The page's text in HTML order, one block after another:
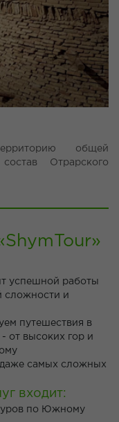
общей
Отрарского
успешной работы
сложности и
путешествия в
от высоких гор и
даже самых сложных
входит:
по Южному